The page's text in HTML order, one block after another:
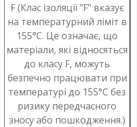
F (Клас ізоляції "F" вказує
на температурний ліміт в
155°C. Це означає, що
матеріали, які відносяться
до класу F, можуть
безпечно працювати при
температурі до 155°C без
ризику передчасного
зносу або пошкодження.)